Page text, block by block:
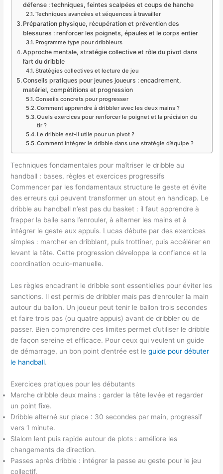
défense : techniques, feintes scalpées et coups de hanche
Techniques avancées et séquences à travailler
Préparation physique, récupération et prévention des
blessures : renforcer les poignets, épaules et le corps entier
Programme type pour dribbleurs
Approche mentale, stratégie collective et rôle du pivot dans
l’art du dribble
Stratégies collectives et lecture de jeu
Conseils pratiques pour jeunes joueurs : encadrement,
matériel, compétitions et progression
Conseils concrets pour progresser
Comment apprendre à dribbler avec les deux mains ?
Quels exercices pour renforcer le poignet et la précision du
tir ?
Le dribble est-il utile pour un pivot ?
Comment intégrer le dribble dans une stratégie d’équipe ?
Techniques fondamentales pour maîtriser le dribble au
handball : bases, règles et exercices progressifs
Commencer par les fondamentaux structure le geste et évite
des erreurs qui peuvent transformer un atout en handicap. Le
dribble au handball n’est pas du basket : il faut apprendre à
frapper la balle sans l’enrouler, à alterner les mains et à
intégrer le geste aux appuis. Lucas débute par des exercices
simples : marcher en dribblant, puis trottiner, puis accélérer en
levant la tête. Cette progression développe la confiance et la
coordination oculo-manuelle.
Les règles encadrant le dribble sont essentielles pour éviter les
sanctions. Il est permis de dribbler mais pas d’enrouler la main
autour du ballon. Un joueur peut tenir le ballon trois secondes
et faire trois pas (ou quatre appuis) avant de dribbler ou de
passer. Bien comprendre ces limites permet d’utiliser le dribble
de façon sereine et efficace. Pour ceux qui veulent un guide
de démarrage, un bon point d’entrée est leguide pour débuter
le handball.
Exercices pratiques pour les débutants
Marche dribble deux mains : garder la tête levée et regarder
un point fixe.
Dribble alterné sur place : 30 secondes par main, progressif
vers 1 minute.
Slalom lent puis rapide autour de plots : améliore les
changements de direction.
Passes après dribble : intégrer la passe au geste pour le jeu
collectif.